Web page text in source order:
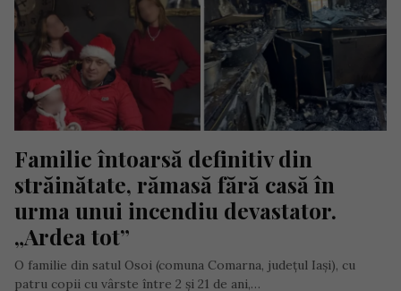
Familie întoarsă definitiv din
străinătate, rămasă fără casă în
urma unui incendiu devastator.
„Ardea tot”
O familie din satul Osoi (comuna Comarna, județul Iași), cu
patru copii cu vârste între 2 și 21 de ani,…